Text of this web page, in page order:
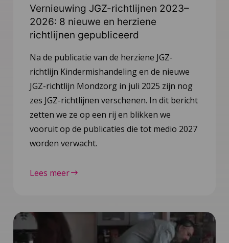
Vernieuwing JGZ-richtlijnen 2023–
2026: 8 nieuwe en herziene
richtlijnen gepubliceerd
Na de publicatie van de herziene JGZ-
richtlijn Kindermishandeling en de nieuwe
JGZ-richtlijn Mondzorg in juli 2025 zijn nog
zes JGZ-richtlijnen verschenen. In dit bericht
zetten we ze op een rij en blikken we
vooruit op de publicaties die tot medio 2027
worden verwacht.
Lees meer